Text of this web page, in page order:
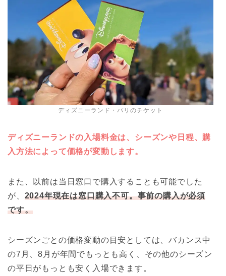
ディズニーランド・パリのチケット
ディズニーランドの入場料金は、シーズンや日程、購
入方法によって価格が変動します。
また、以前は当日窓口で購入することも可能でした
が、 2024年現在は窓口購入不可。事前の購入が必須
です。
シーズンごとの価格変動の目安としては、バカンス中
の7月、8月が年間でもっとも高く、その他のシーズン
の平日がもっとも安く入場できます。